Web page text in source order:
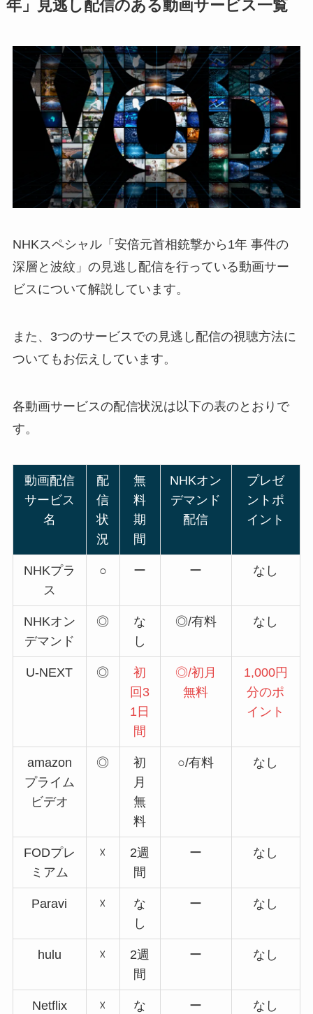
年」見逃し配信のある動画サービス一覧
NHKスペシャル「安倍元首相銃撃から1年 事件の
深層と波紋」の見逃し配信を行っている動画サー
ビスについて解説しています。
また、3つのサービスでの見逃し配信の視聴方法に
ついてもお伝えしています。
各動画サービスの配信状況は以下の表のとおりで
す。
動画配信
サービス
名
配
信
状
況
無
料
期
間
NHKオン
デマンド
配信
プレゼ
ントポ
イント
NHKプラ
ス
○ ー ー なし
NHKオン
デマンド
◎
な
し
◎/有料 なし
U-NEXT ◎
初
回3
1日
間
◎/初月
無料
1,000円
分のポ
イント
amazon
プライム
ビデオ
◎
初
月
無
料
○/有料 なし
FODプレ
ミアム
☓
2週
間
ー なし
Paravi ☓
な
し
ー なし
hulu ☓
2週
間
ー なし
Netflix ☓
な
ー なし